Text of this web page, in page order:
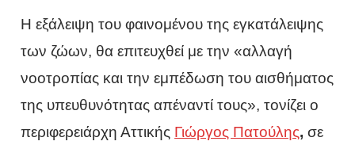
Η εξάλειψη του φαινομένου της εγκατάλειψης
των ζώων, θα επιτευχθεί με την «αλλαγή
νοοτροπίας και την εμπέδωση του αισθήματος
της υπευθυνότητας απέναντί τους», τονίζει ο
περιφερειάρχη Αττικής Γιώργος Πατούλης, σε